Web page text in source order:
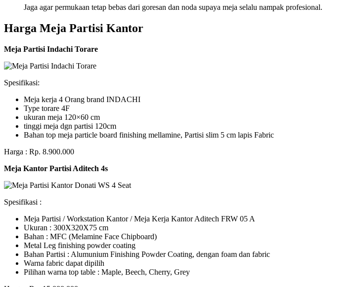
Jaga agar permukaan tetap bebas dari goresan dan noda supaya meja selalu nampak profesional.
Harga Meja Partisi Kantor
Meja Partisi Indachi Torare
Spesifikasi:
Meja kerja 4 Orang brand INDACHI
Type torare 4F
ukuran meja 120×60 cm
tinggi meja dgn partisi 120cm
Bahan top meja particle board finishing mellamine, Partisi slim 5 cm lapis Fabric
Harga : Rp. 8.900.000
Meja Kantor Partisi Aditech 4s
Spesifikasi :
Meja Partisi / Workstation Kantor / Meja Kerja Kantor Aditech FRW 05 A
Ukuran : 300X320X75 cm
Bahan : MFC (Melamine Face Chipboard)
Metal Leg finishing powder coating
Bahan Partisi : Alumunium Finishing Powder Coating, dengan foam dan fabric
Warna fabric dapat dipilih
Pilihan warna top table : Maple, Beech, Cherry, Grey